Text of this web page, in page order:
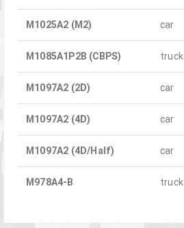
M1025A2 (M2) car
M1085A1P2B (CBPS) truck
M1097A2 (2D) car
M1097A2 (4D) car
M1097A2 (4D/Half) car
M978A4-B truck